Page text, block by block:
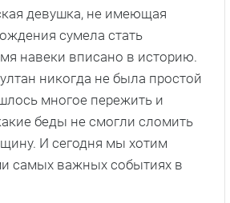
девушка, не имеющая
сумела стать
навеки вписано в историю.
никогда не была простой
многое пережить и
беды не смогли сломить
И сегодня мы хотим
самых важных событиях в